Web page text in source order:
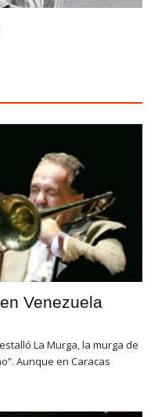
Venezuela
La Murga, la murga de
Aunque en Caracas